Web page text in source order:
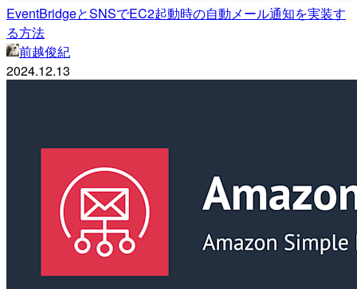
EventBridgeとSNSでEC2起動時の自動メール通知を実装す
る方法
前越俊紀
2024.12.13